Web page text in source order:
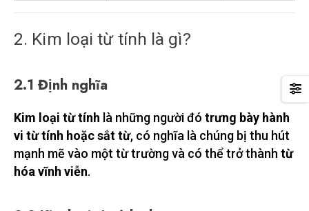
2. Kim loại từ tính là gì?
2.1 Định nghĩa
Kim loại từ tính là những người đó trưng bày hành
vi từ tính hoặc sắt từ, có nghĩa là chúng bị thu hút
mạnh mẽ vào một từ trường và có thể trở thành từ
hóa vĩnh viễn.